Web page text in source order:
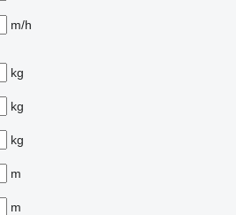
m/h
kg
kg
kg
m
m